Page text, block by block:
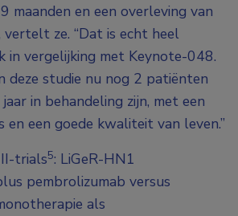
maanden en een overleving van
vertelt ze. “Dat is echt heel
in vergelijking met Keynote-048.
deze studie nu nog 2 patiënten
in behandeling zijn, met een
en een goede kwaliteit van leven.”
trials5: LiGeR-HN1
pembrolizumab versus
als